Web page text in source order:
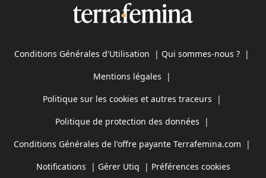
Conditions Générales d'Utilisation | Qui sommes-nous ? |
Mentions légales |
Politique sur les cookies et autres traceurs |
Politique de protection des données |
Conditions Générales de l'offre payante Terrafemina.com |
Notifications | Gérer Utiq | Préférences cookies